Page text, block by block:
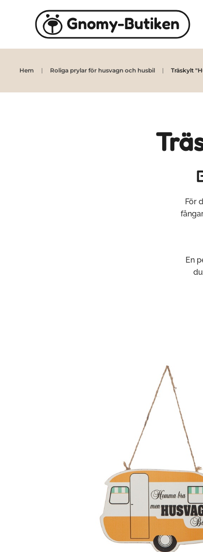
Skip to main content
Hem Roliga prylar för husvagn och husbil Träskylt
För
En